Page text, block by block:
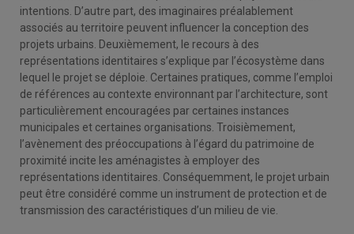
intentions. D’autre part, des imaginaires préalablement
associés au territoire peuvent influencer la conception des
projets urbains. Deuxièmement, le recours à des
représentations identitaires s’explique par l’écosystème dans
lequel le projet se déploie. Certaines pratiques, comme l’emploi
de références au contexte environnant par l’architecture, sont
particulièrement encouragées par certaines instances
municipales et certaines organisations. Troisièmement,
l’avènement des préoccupations à l’égard du patrimoine de
proximité incite les aménagistes à employer des
représentations identitaires. Conséquemment, le projet urbain
peut être considéré comme un instrument de protection et de
transmission des caractéristiques d’un milieu de vie.